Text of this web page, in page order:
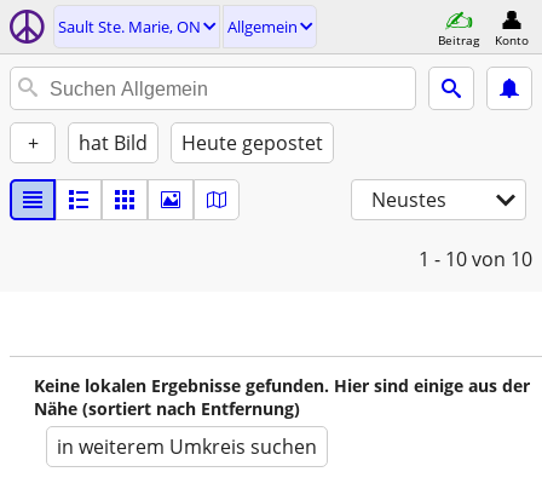
Sault Ste. Marie, ON Allgemein
Beitrag Konto
+ hat Bild Heute gepostet
Neustes
1 - 10von 10
Keine lokalen Ergebnisse gefunden. Hier sind einige aus der
Nähe (sortiert nach Entfernung)
in weiterem Umkreis suchen